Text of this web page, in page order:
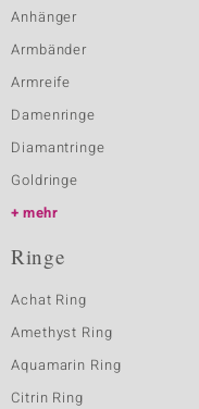
Anhänger
Armbänder
Armreife
Damenringe
Diamantringe
Goldringe
mehr
Ringe
Achat Ring
Amethyst Ring
Aquamarin Ring
Citrin Ring